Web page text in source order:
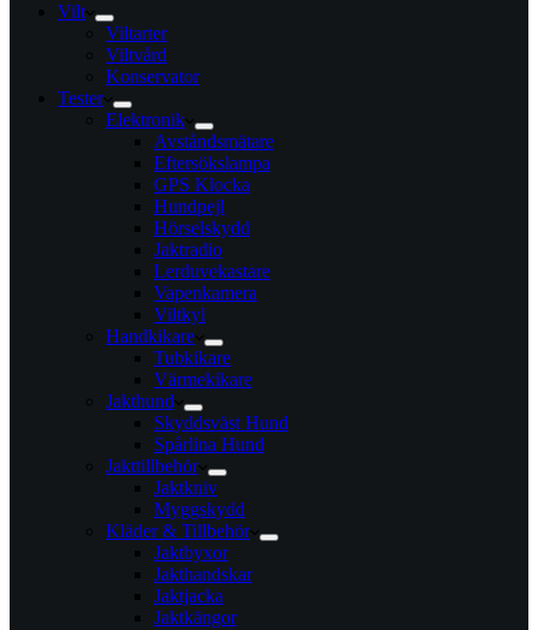
Vilt
Viltarter
Viltvård
Konservator
Tester
Elektronik
Avståndsmätare
Eftersökslampa
GPS Klocka
Hundpejl
Hörselskydd
Jaktradio
Lerduvekastare
Vapenkamera
Viltkyl
Handkikare
Tubkikare
Värmekikare
Jakthund
Skyddsväst Hund
Spårlina Hund
Jakttillbehör
Jaktkniv
Myggskydd
Kläder & Tillbehör
Jaktbyxor
Jakthandskar
Jaktjacka
Jaktkängor